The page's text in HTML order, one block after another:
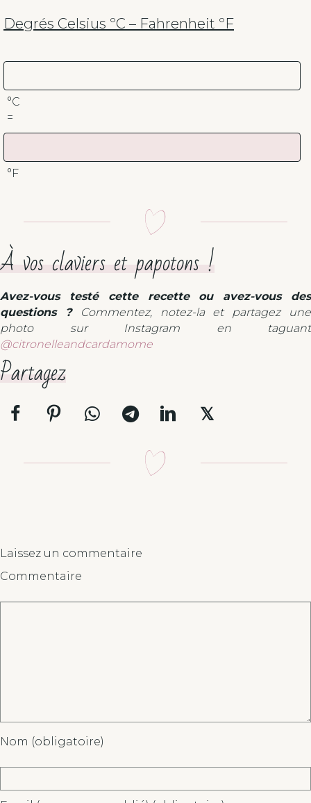
Degrés Celsius ºC – Fahrenheit ºF
°C
=
°F
À vos claviers et papotons !
Avez-vous testé cette recette ou avez-vous des
questions ?
Commentez, notez-la et partagez une
photo sur Instagram en taguant
@citronelleandcardamome
Partagez
𝕏
Laissez un commentaire
Commentaire
Nom (obligatoire)